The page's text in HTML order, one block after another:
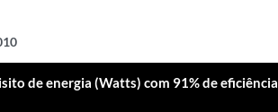
de energia (Watts) com 91% de eficiência